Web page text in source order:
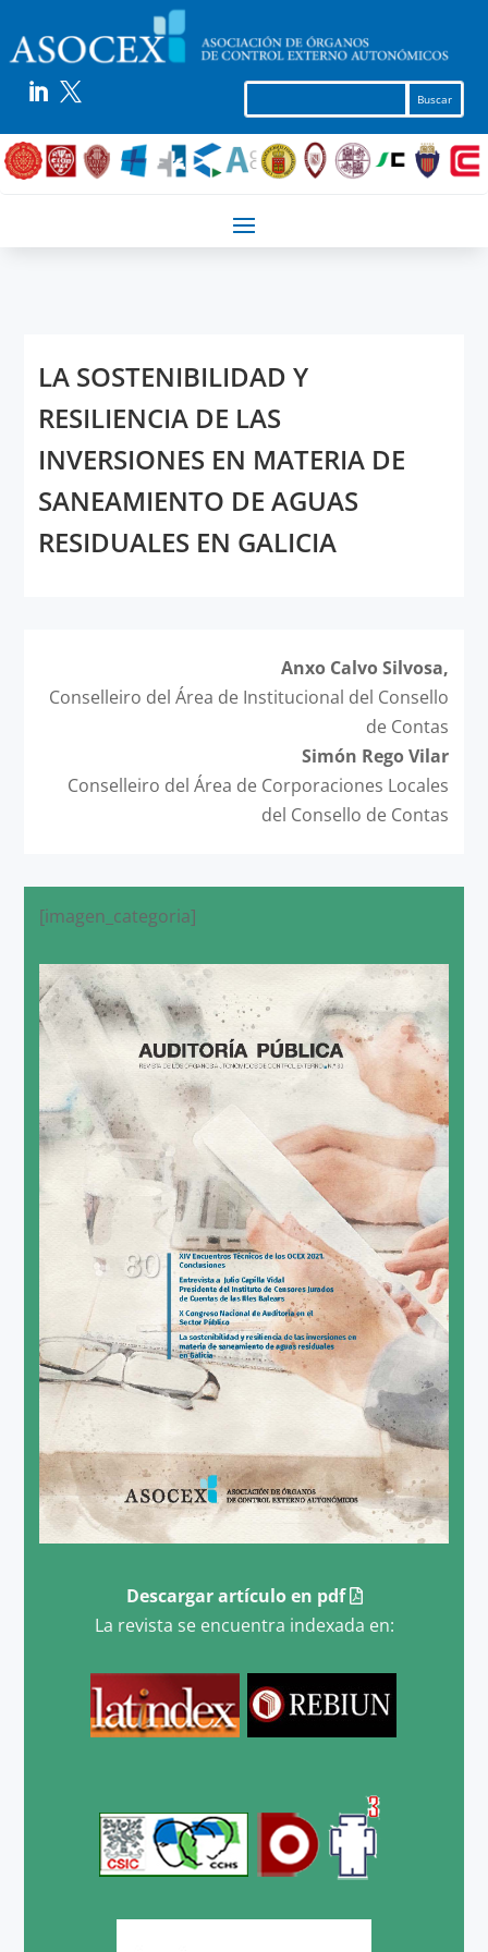
 
LA SOSTENIBILIDAD Y
RESILIENCIA DE LAS
INVERSIONES EN MATERIA DE
SANEAMIENTO DE AGUAS
RESIDUALES EN GALICIA
Anxo Calvo Silvosa,
Conselleiro del Área de Institucional del Consello
de Contas
Simón Rego Vilar
Conselleiro del Área de Corporaciones Locales
del Consello de Contas
[imagen_categoria]
Descargar artículo en pdf
La revista se encuentra indexada en: